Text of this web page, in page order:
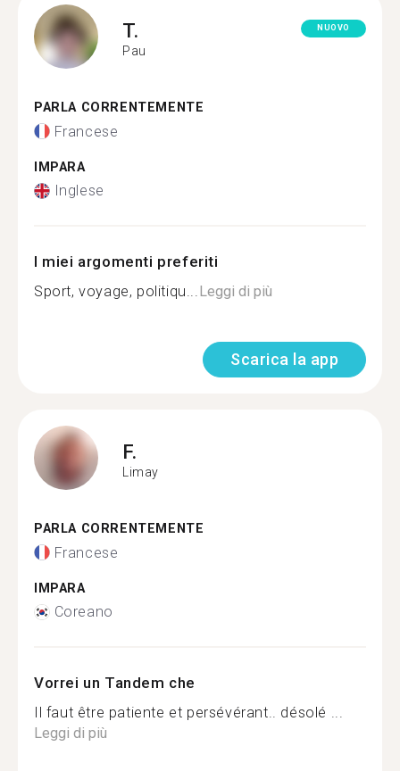
T.
Pau
NUOVO
PARLA CORRENTEMENTE
Francese
IMPARA
Inglese
I miei argomenti preferiti
Sport, voyage, politiqu...Leggi di più
Scarica la app
F.
Limay
PARLA CORRENTEMENTE
Francese
IMPARA
Coreano
Vorrei un Tandem che
Il faut être patiente et persévérant.. désolé ...
Leggi di più